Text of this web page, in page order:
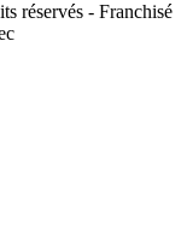
réservés - Franchisé